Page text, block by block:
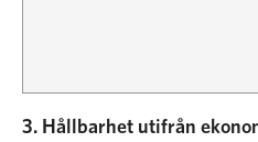
3. Hållbarhet utifrån